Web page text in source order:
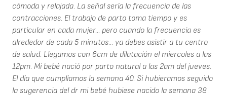
cómoda y relajada. La señal sería la frecuencia de las
contracciones. El trabajo de parto toma tiempo y es
particular en cada mujer... pero cuando la frecuencia es
alrededor de cada 5 minutos... ya debes asistir a tu centro
de salud. Llegamos con 6cm de dilatación el miercoles a las
12pm. Mi bebé nació por parto natural a las 2am del jueves.
El día que cumplíamos la semana 40. Si hubieramos seguido
la sugerencia del dr mi bebé hubiese nacido la semana 38